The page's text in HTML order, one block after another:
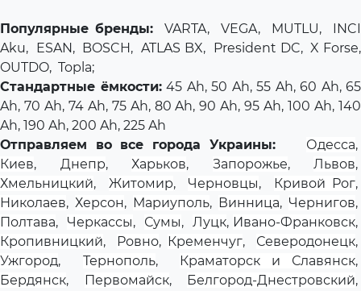
Популярные бренды: VARTA, VEGA, MUTLU, INCI
Aku, ESAN, BOSCH,ATLAS BX, President DC,X Forse,
OUTDO, Topla;
Стандартные ёмкости:45 Ah, 50 Ah, 55 Ah, 60 Ah, 65
Ah, 70 Ah, 74 Ah, 75 Ah, 80 Ah, 90 Ah, 95 Ah, 100 Ah, 140
Ah, 190 Ah, 200 Ah, 225 Ah
Отправляем во все города Украины:
Одесса,
Киев, Днепр, Харьков, Запорожье, Львов,
Хмельницкий, Житомир, Черновцы, Кривой Рог,
Николаев, Херсон, Мариуполь, Винница, Чернигов,
Полтава, Черкассы, Сумы, Луцк, Ивано-Франковск,
Кропивницкий, Ровно, Кременчуг, Северодонецк,
Ужгород, Тернополь, Краматорск и Славянск,
Бердянск, Первомайск, Белгород-Днестровский,